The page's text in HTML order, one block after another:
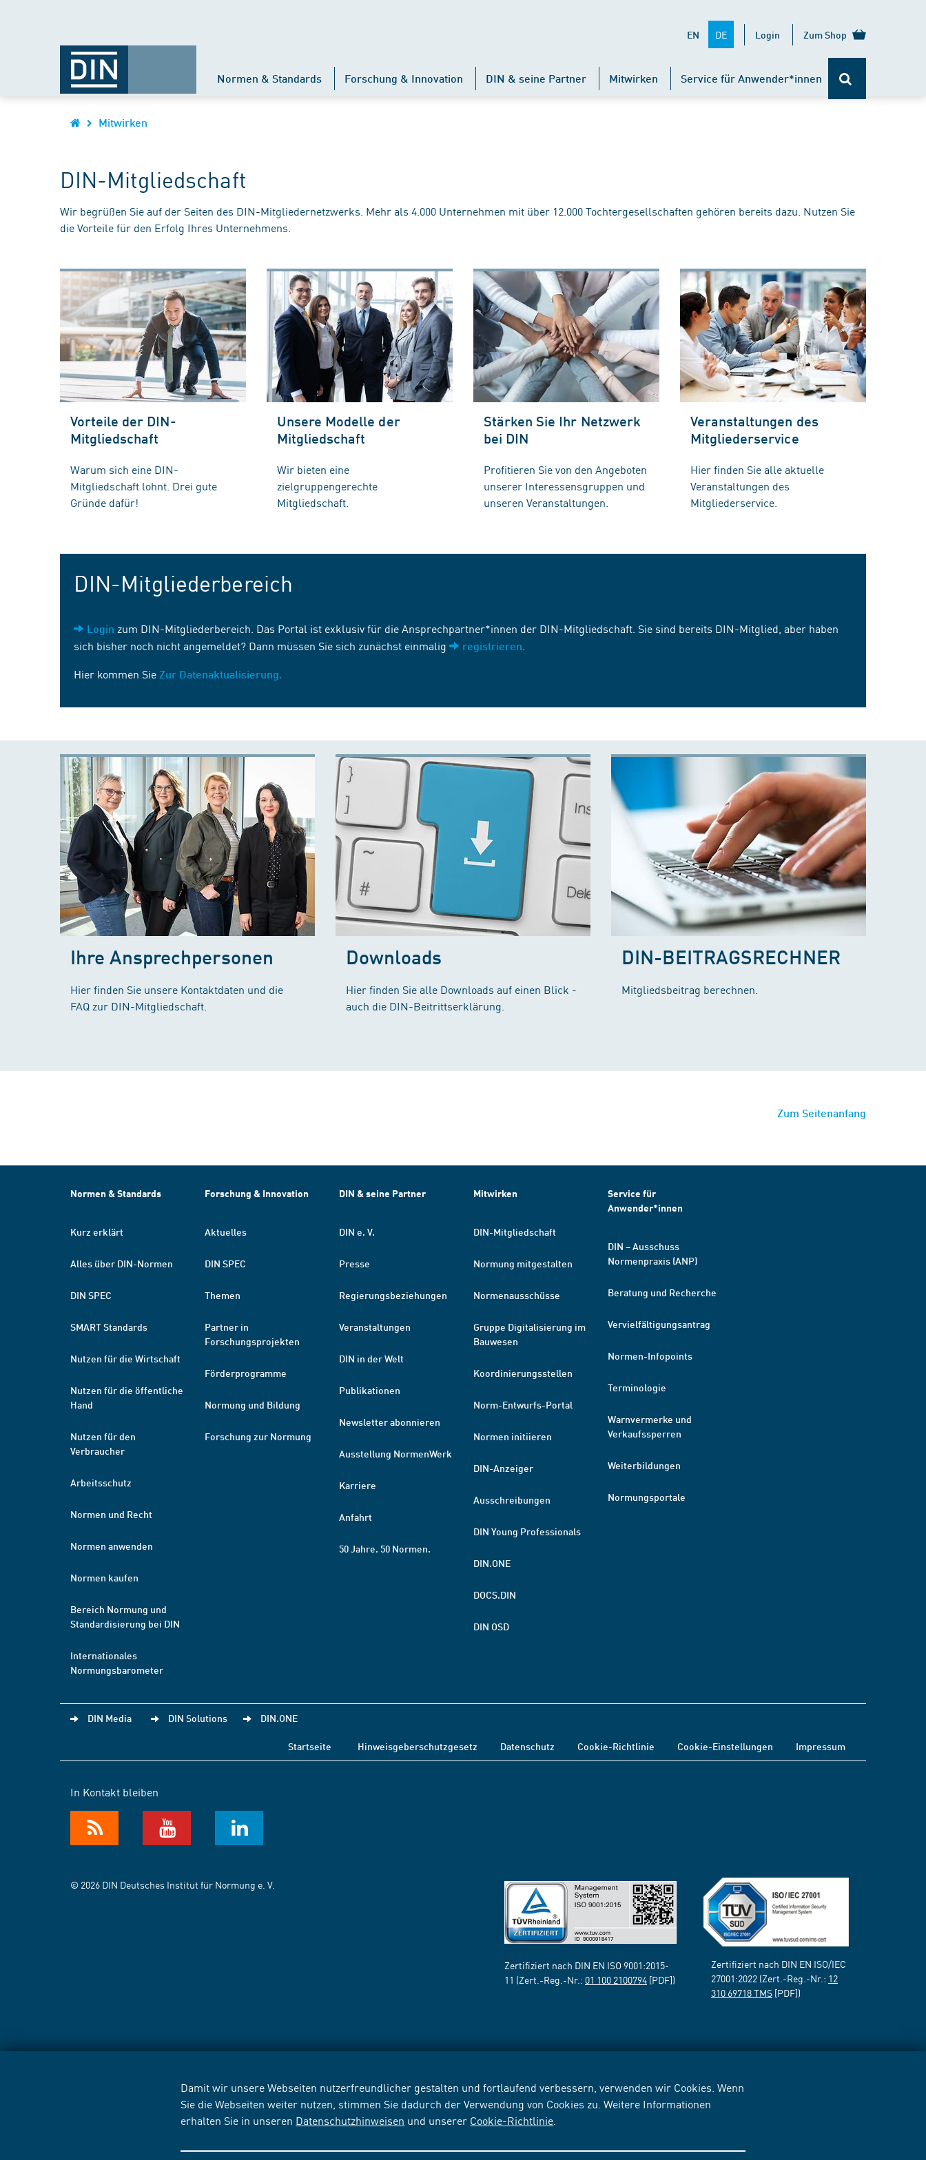
Damit wir unsere Webseiten nutzerfreundlicher gestalten und fortlaufend verbessern, verwenden wir Cookies. Wenn
Sie die Webseiten weiter nutzen, stimmen Sie dadurch der Verwendung von Cookies zu. Weitere Informationen
erhalten Sie in unseren Datenschutzhinweisen und unserer Cookie-Richtlinie
EN DE Login Zum Shop
Normen & Standards Forschung & Innovation DIN & seine Partner Mitwirken Service für Anwender*innen
Mitwirken
DIN-Mitgliedschaft
Wir begrüßen Sie auf der Seiten des DIN-Mitgliedernetzwerks. Mehr als 4.000 Unternehmen mit über 12.000 Tochtergesellschaften gehören bereits dazu. Nutzen Sie
die Vorteile für den Erfolg Ihres Unternehmens.
Vorteile der DIN-
Mitgliedschaft
Warum sich eine DIN-
Mitgliedschaft lohnt. Drei gute
Gründe dafür!
Unsere Modelle der
Mitgliedschaft
Wir bieten eine
zielgruppengerechte
Mitgliedschaft.
Stärken Sie Ihr Netzwerk
bei DIN
Profitieren Sie von den Angeboten
unserer Interessensgruppen und
unseren Veranstaltungen.
Veranstaltungen des
Mitgliederservice
Hier finden Sie alle aktuelle
Veranstaltungen des
Mitgliederservice.
DIN-Mitgliederbereich
Login zum DIN-Mitgliederbereich. Das Portal ist exklusiv für die Ansprechpartner*innen der DIN-Mitgliedschaft. Sie sind bereits DIN-Mitglied, aber haben
sich bisher noch nicht angemeldet? Dann müssen Sie sich zunächst einmalig
registrieren
Hier kommen Sie Zur Datenaktualisierung.
Ihre Ansprechpersonen
Hier finden Sie unsere Kontaktdaten und die
FAQ zur DIN-Mitgliedschaft.
Downloads
Hier finden Sie alle Downloads auf einen Blick -
auch die DIN-Beitrittserklärung.
DIN-BEITRAGSRECHNER
Mitgliedsbeitrag berechnen.
Zum Seitenanfang
Normen & Standards
Kurz erklärt
Alles über DIN-Normen
DIN SPEC
SMART Standards
Nutzen für die Wirtschaft
Nutzen für die öffentliche
Hand
Nutzen für den
Verbraucher
Arbeitsschutz
Normen und Recht
Normen anwenden
Normen kaufen
Bereich Normung und
Standardisierung bei DIN
Internationales
Normungsbarometer
Forschung & Innovation
Aktuelles
DIN SPEC
Themen
Partner in
Forschungsprojekten
Förderprogramme
Normung und Bildung
Forschung zur Normung
DIN & seine Partner
DIN e. V.
Presse
Regierungsbeziehungen
Veranstaltungen
DIN in der Welt
Publikationen
Newsletter abonnieren
Ausstellung NormenWerk
Karriere
Anfahrt
50 Jahre. 50 Normen.
Mitwirken
DIN-Mitgliedschaft
Normung mitgestalten
Normenausschüsse
Gruppe Digitalisierung im
Bauwesen
Koordinierungsstellen
Norm-Entwurfs-Portal
Normen initiieren
DIN-Anzeiger
Ausschreibungen
DIN Young Professionals
DIN.ONE
DOCS.DIN
DIN OSD
Service für
Anwender*innen
DIN – Ausschuss
Normenpraxis (ANP)
Beratung und Recherche
Vervielfältigungsantrag
Normen-Infopoints
Terminologie
Warnvermerke und
Verkaufssperren
Weiterbildungen
Normungsportale
DIN Media DIN Solutions DIN.ONE
Startseite Hinweisgeberschutzgesetz Datenschutz Cookie-Richtlinie Cookie-Einstellungen Impressum
In Kontakt bleiben
© 2026 DIN Deutsches Institut für Normung e. V.
Zertifiziert nach DIN EN ISO 9001:2015-
11 (Zert.-Reg.-Nr.: 01 100 2100794 [PDF])
Zertifiziert nach DIN EN ISO/IEC
27001:2022 (Zert.-Reg.-Nr.: 12
310 69718 TMS [PDF])